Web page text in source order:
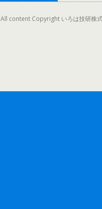
All content Copyright いろは技研株